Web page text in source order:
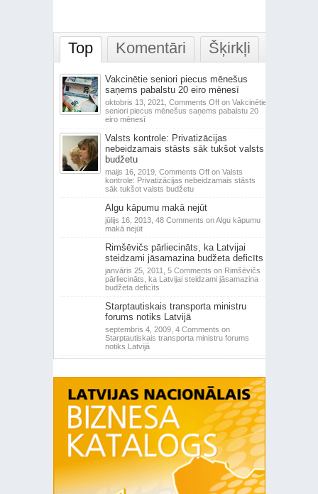
Top Komentāri Šķirkļi
Vakcinētie seniori piecus mēnešus
saņems pabalstu 20 eiro mēnesī
oktobris 13, 2021, Comments Offon Vakcinētie
seniori piecus mēnešus saņems pabalstu 20
eiro mēnesī
Valsts kontrole: Privatizācijas
nebeidzamais stāsts sāk tukšot valsts
budžetu
maijs 16, 2019, Comments Offon Valsts
kontrole: Privatizācijas nebeidzamais stāsts
sāk tukšot valsts budžetu
Algu kāpumu makā nejūt
jūlijs 16, 2013, 48 Comments on Algu kāpumu
makā nejūt
Rimšēvičs pārliecināts, ka Latvijai
steidzami jāsamazina budžeta deficīts
janvāris 25, 2011, 5 Comments on Rimšēvičs
pārliecināts, ka Latvijai steidzami jāsamazina
budžeta deficīts
Starptautiskais transporta ministru
forums notiks Latvijā
septembris 4, 2009, 4 Comments on
Starptautiskais transporta ministru forums
notiks Latvijā